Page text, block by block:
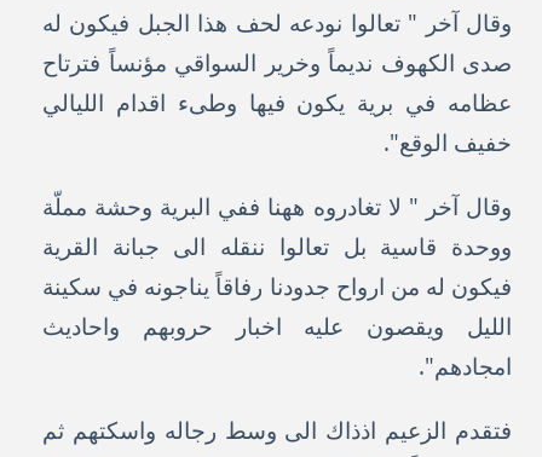
وقال آخر " تعالوا نودعه لحف هذا الجبل فيكون له
صدى الكهوف نديماً وخرير السواقي مؤنساً فترتاح
عظامه في برية يكون فيها وطىء اقدام الليالي
خفيف الوقع".
وقال آخر " لا تغادروه ههنا ففي البرية وحشة مملّة
ووحدة قاسية بل تعالوا ننقله الى جبانة القرية
فيكون له من ارواح جدودنا رفاقاً يناجونه في سكينة
الليل ويقصون عليه اخبار حروبهم واحاديث
امجادهم".
فتقدم الزعيم اذذاك الى وسط رجاله واسكتهم ثم